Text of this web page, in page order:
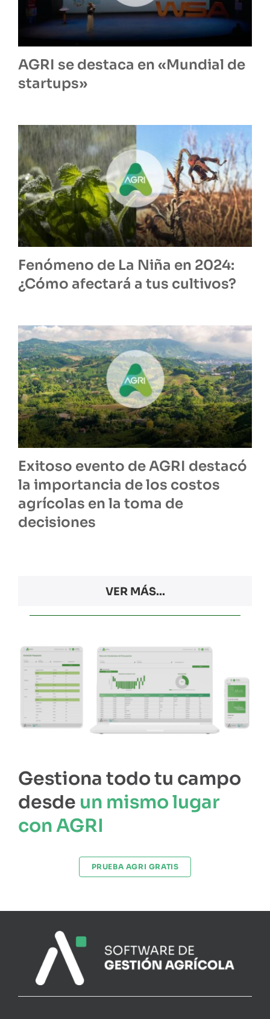
AGRI se destaca en «Mundial de
startups»
Fenómeno de La Niña en 2024:
¿Cómo afectará a tus cultivos?
Exitoso evento de AGRI destacó
la importancia de los costos
agrícolas en la toma de
decisiones
VER MÁS...
Gestiona todo tu campo
desde un mismo lugar
con AGRI
PRUEBA AGRI GRATIS